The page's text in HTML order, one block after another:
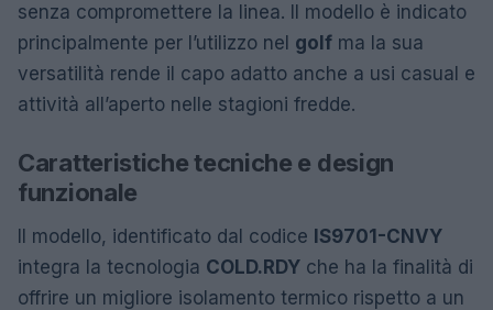
senza compromettere la linea. Il modello è indicato
principalmente per l’utilizzo nel golf ma la sua
versatilità rende il capo adatto anche a usi casual e
attività all’aperto nelle stagioni fredde.
Caratteristiche tecniche e design
funzionale
Il modello, identificato dal codice IS9701-CNVY
integra la tecnologia COLD.RDY che ha la finalità di
offrire un migliore isolamento termico rispetto a un